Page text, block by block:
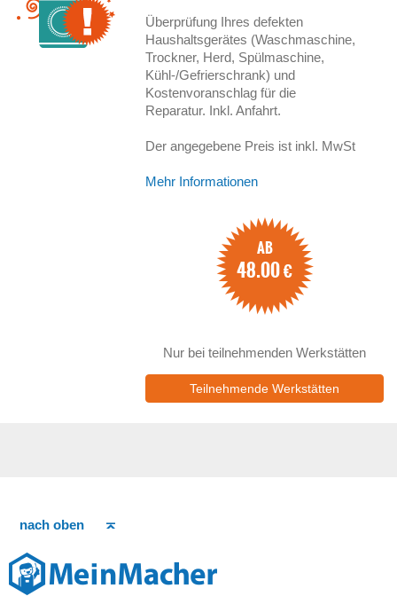
Überprüfung Ihres defekten
Haushaltsgerätes (Waschmaschine,
Trockner, Herd, Spülmaschine,
Kühl-/Gefrierschrank) und
Kostenvoranschlag für die
Reparatur. Inkl. Anfahrt.
Der angegebene Preis ist inkl. MwSt
Mehr Informationen
AB
48.00€
Nur bei teilnehmenden Werkstätten
Teilnehmende Werkstätten
nach oben